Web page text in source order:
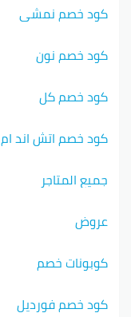
كود خصم نمشي
كود خصم نون
كود خصم كل
كود خصم اتش اند ام
جميع المتاجر
عروض
كوبونات خصم
كود خصم فورديل